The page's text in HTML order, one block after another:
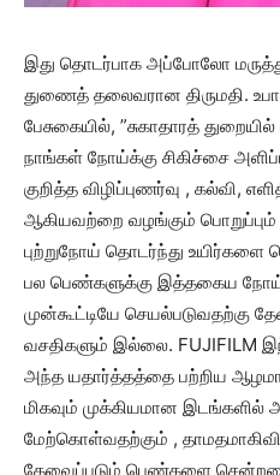
இது தொடர்பாக அப்போலோ
துணைத் தலைவரான திருமதி.
பேசுகையில், ”சுகாதாரத்
நாங்கள் நோய்க்கு சிகிச்சை
குறித்த விழிப்புணர்வு , கல்வி,
ஆகியவற்றை வழங்கும் பொறுப்பும்
புற்றுநோய் தொடர்ந்து உயிர்களை
பல பெண்களுக்கு இத்தகைய நோய்
முன்கூட்டியே செயல்படுவதற்கு
வசதிகளும் இல்லை. FUJIFILM
அந்த யதார்த்தத்தை பற்றிய ஆழமான
மிகவும் முக்கியமான
மேற்கொள்வதற்கும் ,
தேவைப்படும் பெண்களை